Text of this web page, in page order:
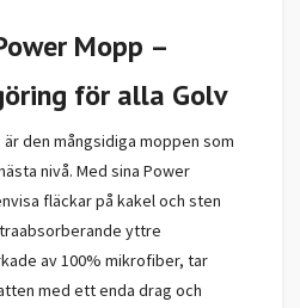
Mopp –
för alla Golv
den mångsidiga moppen som
nivå. Med sina Power
fläckar på kakel och sten
yttre
av 100% mikrofiber, tar
med ett enda drag och